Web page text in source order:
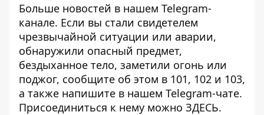
Больше новостей в нашем Telegram-
канале. Если вы стали свидетелем
чрезвычайной ситуации или аварии,
обнаружили опасный предмет,
бездыханное тело, заметили огонь или
поджог, сообщите об этом в 101, 102 и 103,
а также напишите в нашем Telegram-чате.
Присоединиться к нему можно ЗДЕСЬ.